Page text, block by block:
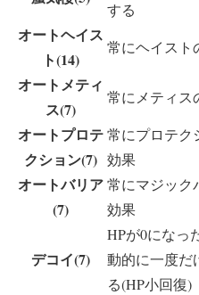
する
オートヘイス
ト(14)
常にヘイスト
オートメティ
ス(7)
常にメティス
オートプロテ
クション(7)
常にプロテク
効果
オートバリア
(7)
常にマジック
効果
デコイ(7)
HPが0になっ
動的に一度だ
る(HP小回復)